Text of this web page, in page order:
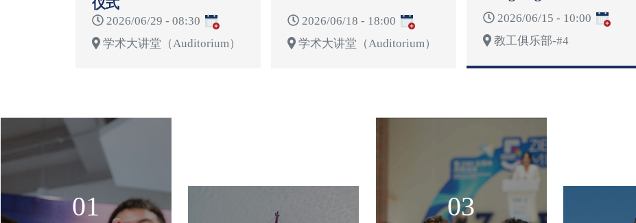
仪式
2026/06/29 - 08:30
学术大讲堂（Auditorium）
2026/06/18 - 18:00
学术大讲堂（Auditorium）
Reinforced Concrete
Structures for
Deformability
2026/06/15 - 10:00
教工俱乐部-#4
01 03